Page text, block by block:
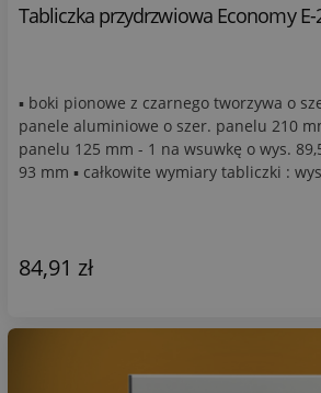
Tabliczka przydrzwiowa Economy E-
▪ boki pionowe z czarnego tworzywa o
panele aluminiowe o szer. panelu 210
panelu 125 mm - 1 na wsuwkę o wys.
93 mm ▪ całkowite wymiary tabliczki :
84,91 zł